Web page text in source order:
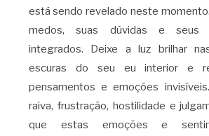
está sendo revelado neste
medos, suas dúvidas e seus
integrados. Deixe a luz brilhar
escuras do seu eu interior e
pensamentos e emoções
raiva, frustração, hostilidade e
que estas emoções e